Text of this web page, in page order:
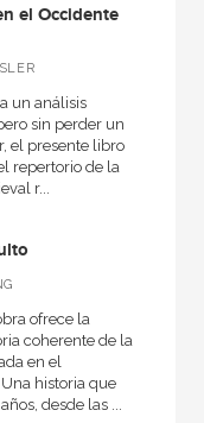
el Occidente
un análisis
sin perder un
el presente libro
repertorio de la
r...
ofrece la
coherente de la
en el
historia que
desde las ...